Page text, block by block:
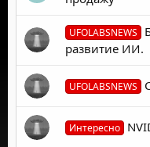
UFOLABSNEWS
развитие ИИ.
UFOLABSNEWS
Интересно